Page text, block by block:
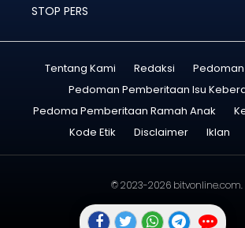
STOP PERS
Tentang Kami Redaksi
Pedoman Pemberitaan Isu
Pedoma Pemberitaan Ramah Anak
Kode Etik
Disclaimer Iklan
© 2023-2026 bitvonline.com.